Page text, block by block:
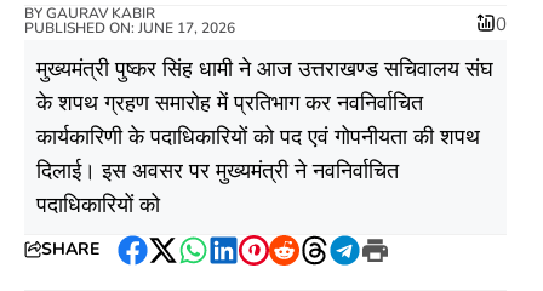
BYGAURAV KABIR
PUBLISHED ON: JUNE 17, 2026 0
मुख्यमंत्री पुष्कर सिंह धामी ने आज उत्तराखण्ड सचिवालय संघ
के शपथ ग्रहण समारोह में प्रतिभाग कर नवनिर्वाचित
कार्यकारिणी के पदाधिकारियों को पद एवं गोपनीयता की शपथ
दिलाई। इस अवसर पर मुख्यमंत्री ने नवनिर्वाचित
पदाधिकारियों को
SHARE
Facebook
Twitter
WhatsApp
LinkedIn
Pinterest
RedditThreads
Telegram
Print